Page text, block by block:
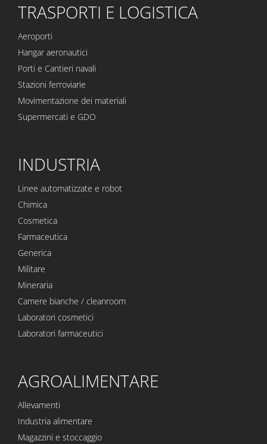
TRASPORTI E LOGISTICA
Aeroporti
Hangar aeronautici
Porti e Cantieri navali
Stazioni ferroviarie
Movimentazione dei materiali
Supermercati e GDO
INDUSTRIA
Linee automatizzate e robot
Chimica
Cosmetica
Farmaceutica
Generica
Militare
Mineraria
Camere bianche / cleanroom
Laboratori cosmetici
Laboratori farmaceutici
AGROALIMENTARE
Allevamenti
Industria alimentare
Magazzini e stoccaggio